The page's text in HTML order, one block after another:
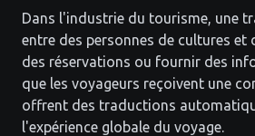
Dans l'industrie du tourisme, une
entre des personnes de cultures
des réservations ou fournir des
que les voyageurs reçoivent une
offrent des traductions
l'expérience globale du voyage.